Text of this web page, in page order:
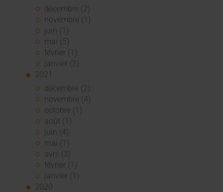
décembre (2)
novembre (1)
juin (1)
mai (5)
février (1)
janvier (3)
2021
décembre (2)
novembre (4)
octobre (1)
août (1)
juin (4)
mai (1)
avril (3)
février (1)
janvier (1)
2020